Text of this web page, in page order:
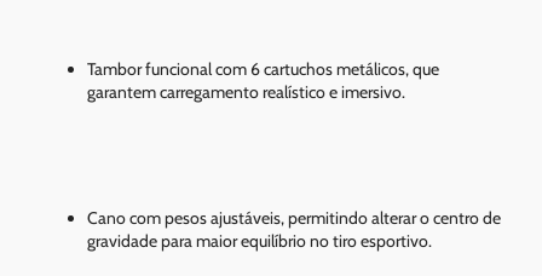
Tambor funcional com 6 cartuchos metálicos, que
garantem carregamento realístico e imersivo.
Cano com pesos ajustáveis, permitindo alterar o centro de
gravidade para maior equilíbrio no tiro esportivo.